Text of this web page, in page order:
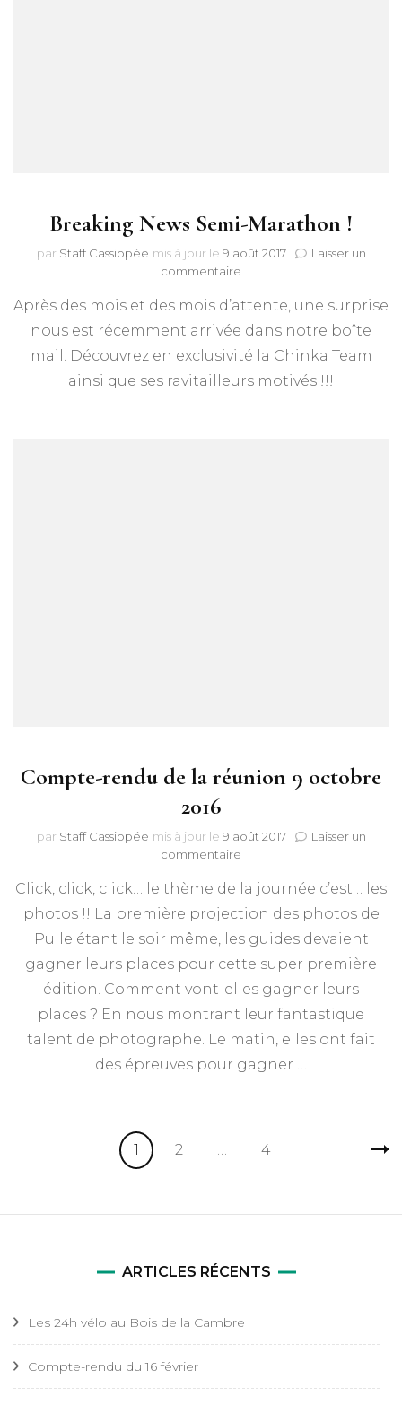
Breaking News Semi-Marathon !
par Staff Cassiopée mis à jour le 9 août 2017
Laisser un
commentaire
News
Semi-
!
Après des mois et des mois d’attente, une surprise
nous est récemment arrivée dans notre boîte
mail. Découvrez en exclusivité la Chinka Team
ainsi que ses ravitailleurs motivés !!!
Compte-rendu de la réunion 9 octobre
2016
par Staff Cassiopée mis à jour le 9 août 2017
Laisser un
commentaire
rendu
de
réunion
9
2016
Click, click, click… le thème de la journée c’est… les
photos !! La première projection des photos de
Pulle étant le soir même, les guides devaient
gagner leurs places pour cette super première
édition. Comment vont-elles gagner leurs
places ? En nous montrant leur fantastique
talent de photographe. Le matin, elles ont fait
des épreuves pour gagner …
PaginationPage
1 Page
2 … Page
4
ARTICLES RÉCENTS
Les 24h vélo au Bois de la Cambre
Compte-rendu du 16 février